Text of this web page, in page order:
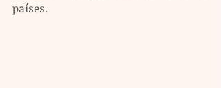
países.